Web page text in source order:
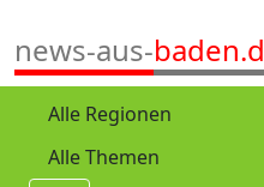
news-aus-